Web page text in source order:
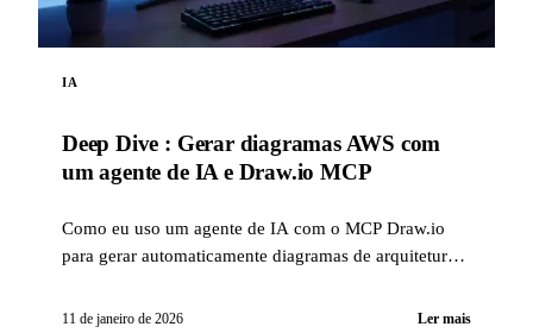
IA
Deep Dive : Gerar diagramas AWS com
um agente de IA e Draw.io MCP
Como eu uso um agente de IA com o MCP Draw.io
para gerar automaticamente diagramas de arquitetura
11 de janeiro de 2026 Ler mais